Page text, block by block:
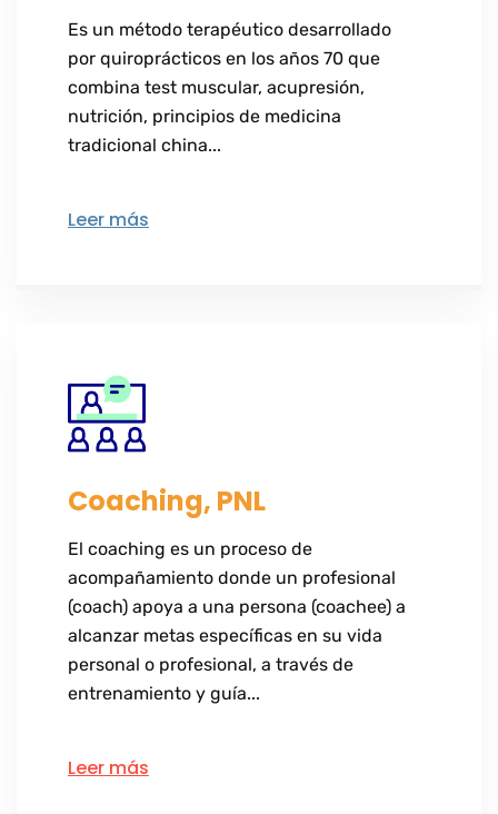
Es un método terapéutico desarrollado
por quiroprácticos en los años 70 que
combina test muscular, acupresión,
nutrición, principios de medicina
tradicional china...
Leer más
Coaching, PNL
El coaching es un proceso de
acompañamiento donde un profesional
(coach) apoya a una persona (coachee) a
alcanzar metas específicas en su vida
personal o profesional, a través de
entrenamiento y guía...
Leer más